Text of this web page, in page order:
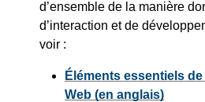
d’ensemble de la manière
d’interaction et de
voir :
Éléments essentiels
Web (en anglais)